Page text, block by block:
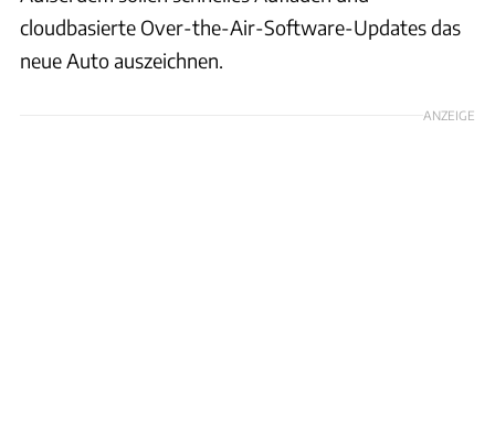
cloudbasierte Over-the-Air-Software-Updates das
neue Auto auszeichnen.
ANZEIGE